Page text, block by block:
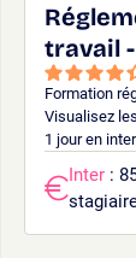
travail -
Formation
Visualisez
1 jour en
Inter :